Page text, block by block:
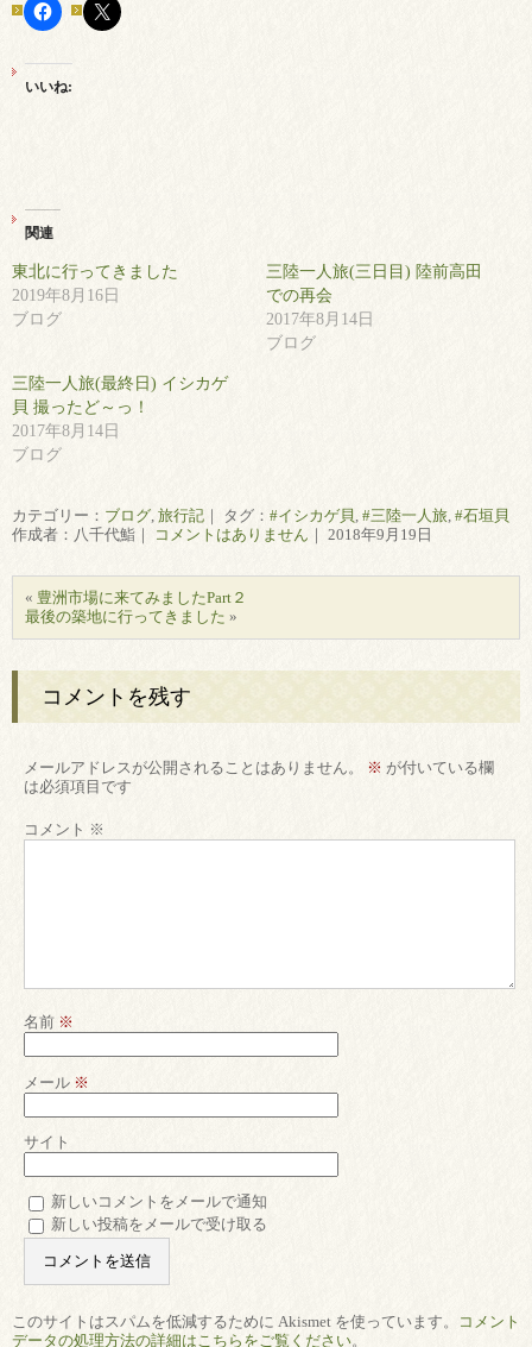
いいね:
関連
東北に行ってきました
2019年8月16日
ブログ
三陸一人旅(三日目) 陸前高田
での再会
2017年8月14日
ブログ
三陸一人旅(最終日) イシカゲ
貝 撮ったど～っ！
2017年8月14日
ブログ
カテゴリー： ブログ, 旅行記 ｜ タグ： #イシカゲ貝, #三陸一人旅, #石垣貝
作成者：八千代鮨｜
コメントはありません ｜ 2018年9月19日
« 豊洲市場に来てみましたPart２
最後の築地に行ってきました »
コメントを残す
メールアドレスが公開されることはありません。 ※ が付いている欄
は必須項目です
コメント ※
名前 ※
メール ※
サイト
新しいコメントをメールで通知
新しい投稿をメールで受け取る
このサイトはスパムを低減するために Akismet を使っています。
コメント
データの処理方法の詳細はこちらをご覧ください。